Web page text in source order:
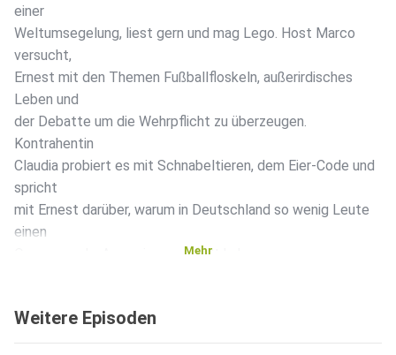
einer
Weltumsegelung, liest gern und mag Lego. Host Marco
versucht,
Ernest mit den Themen Fußballfloskeln, außerirdisches
Leben und
der Debatte um die Wehrpflicht zu überzeugen.
Kontrahentin
Claudia probiert es mit Schnabeltieren, dem Eier-Code und
spricht
mit Ernest darüber, warum in Deutschland so wenig Leute
einen
Organspende-Ausweis ausgefüllt haben.
Wir freuen uns über eure Meinung! Schickt uns Kritik,
Mehr
Weitere Episoden